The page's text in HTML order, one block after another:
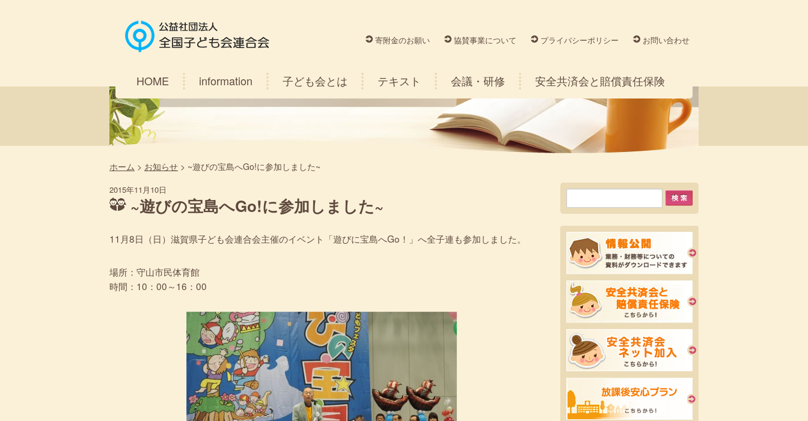
寄附金のお願い 協賛事業について プライバシーポリシー お問い合わせ
HOME information 子ども会とは テキスト 会議・研修 安全共済会と賠償責任保険
ホーム > お知らせ > ~遊びの宝島へGo!に参加しました~
2015年11月10日
~遊びの宝島へGo!に参加しました~
11月8日（日）滋賀県子ども会連合会主催のイベント「遊びに宝島へGo！」へ全子連も参加しました。
場所：守山市民体育館
時間：10：00～16：00